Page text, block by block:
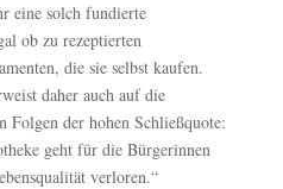
eine solch fundierte
ob zu rezeptierten
die sie selbst kaufen.
daher auch auf die
Folgen der hohen Schließquote:
geht für die Bürgerinnen
verloren.“